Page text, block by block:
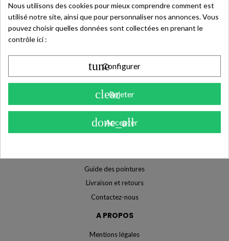
PLAKTON
La Marque
Notre histoire
Nos engagements
AIDE & CONTACT
Guide des pointures
Livraison et retours
Contactez-nous
A PROPOS
Mentions légales
Nous utilisons des cookies pour mieux comprendre comment est
utilisé notre site, ainsi que pour personnaliser nos annonces. Vous
pouvez choisir quelles données sont collectées en prenant le
contrôle ici :
tuneConfigurer
clearRejeter
done_all
Accepter
group_work